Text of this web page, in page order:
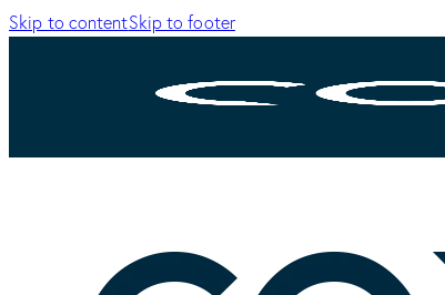
Skip to contentSkip to footer